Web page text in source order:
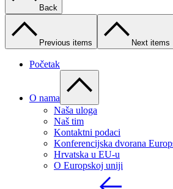
Back
Previous items Next items
Početak
O nama
Naša uloga
Naš tim
Kontaktni podaci
Konferencijska dvorana
Hrvatska u EU-u
O Europskoj uniji